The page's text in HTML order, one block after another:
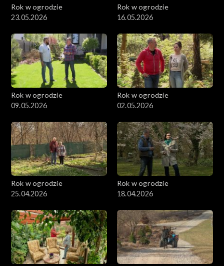
Rok w ogrodzie
23.05.2026
Rok w ogrodzie
16.05.2026
Rok w ogrodzie
09.05.2026
Rok w ogrodzie
02.05.2026
Rok w ogrodzie
25.04.2026
Rok w ogrodzie
18.04.2026